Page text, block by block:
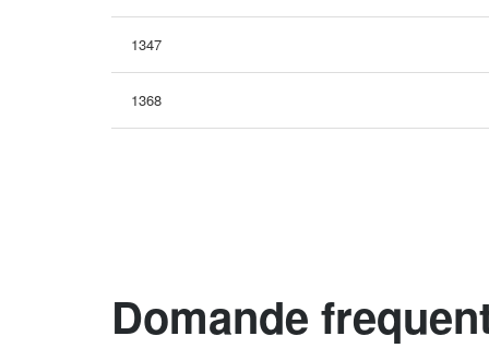
1347
1368
Domande